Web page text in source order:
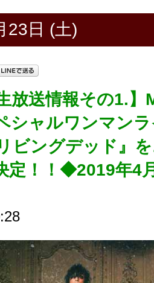
23日 (土)
放送情報その1.】
シャルワンマン
ビングデッド』
定！！◆2019年4